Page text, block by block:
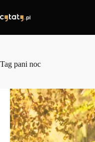
treści
Tag pani noc